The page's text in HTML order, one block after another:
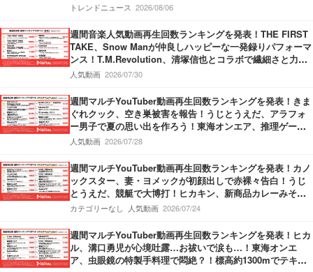
披露！『SixTONES』新曲「マイオンリー」のMVを公開！
トレンドニュース 2026/08/06
週間音楽人気動画再生回数ランキングを発表！THE FIRST
TAKE、Snow Manが仲良しハッピーな一発録りパフォーマ
ンス！T.M.Revolution、清塚信也とコラボで繊細さと力強
さ持ったパフォーマンスを披露！Vaundy、甲子園応援ソン
人気動画 2026/07/30
週間マルチYouTuber動画再生回数ランキングを発表！きま
ぐれクック、空き巣被害を報告！うじとうえだ、アラフォ
ー男子で夏の思い出を作ろう！東海オンエア、推理ゲーム
でミラクル勃発！
人気動画 2026/07/28
週間マルチYouTuber動画再生回数ランキングを発表！カノ
ックスター、妻・ヨメックが初顔出しで赤裸々告白！うじ
とうえだ、競艇で大博打！ヒカキン、新商品カレーみそき
んの発売開始を報告！
カテゴリーなし 人気動画 2026/07/24
週間マルチYouTuber動画再生回数ランキングを発表！ヒカ
ル、溝口勇児が心境吐露…お祓いで涙も…！東海オンエ
ア、虫眼鏡の特製手料理で悶絶？！標高約1300mでテキー